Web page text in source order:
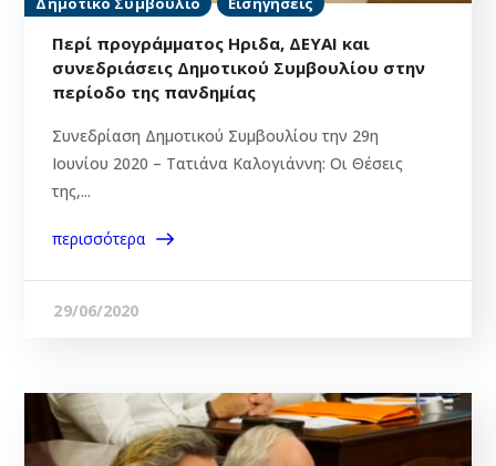
Περί προγράμματος Ηριδα, ΔΕΥΑΙ και
συνεδριάσεις Δημοτικού Συμβουλίου στην
περίοδο της πανδημίας
Συνεδρίαση Δημοτικού Συμβουλίου την 29η
Ιουνίου 2020 – Τατιάνα Καλογιάννη: Οι Θέσεις
της,...
περισσότερα
29/06/2020